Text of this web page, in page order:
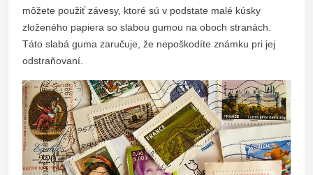
môžete použiť závesy, ktoré sú v podstate malé kúsky
zloženého papiera so slabou gumou na oboch stranách.
Táto slabá guma zaručuje, že nepoškodíte známku pri jej
odstraňovaní.